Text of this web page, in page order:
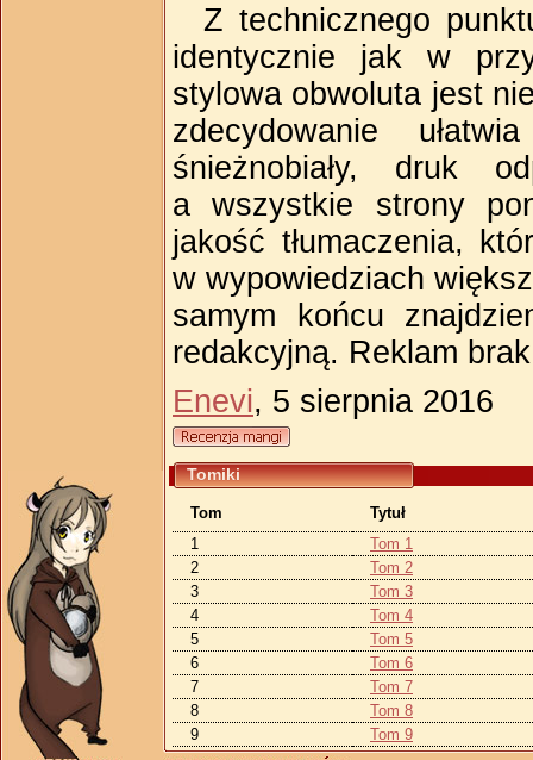
Z technicznego
identycznie jak w
stylowa obwoluta jest
zdecydowanie
śnieżnobiały, druk
a wszystkie strony
jakość tłumaczenia,
w wypowiedziach
samym końcu
redakcyjną. Reklam
Enevi, 5 sierpnia 2016
Tomiki
Tom
Tytuł
1
Tom 1
2
Tom 2
3
Tom 3
4
Tom 4
5
Tom 5
6
Tom 6
7
Tom 7
8
Tom 8
9
Tom 9